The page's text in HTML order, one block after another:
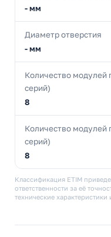
- мм
Диаметр отверстия
- мм
Количество модулей
серий)
8
Количество модулей
серий)
8
Классификация ETIM
ответственности за её
технические